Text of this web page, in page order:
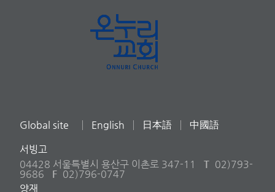
Global site English 日本語 中國語
서빙고
04428 서울특별시 용산구 이촌로 347-11
T 02)793-
9686
F 02)796-0747
양재